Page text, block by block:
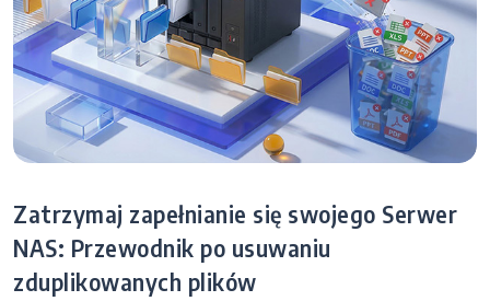
Zatrzymaj zapełnianie się swojego Serwer
NAS: Przewodnik po usuwaniu
zduplikowanych plików